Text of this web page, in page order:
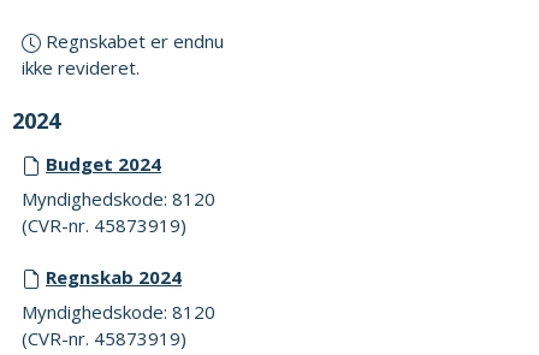
Regnskabet er endnu
ikke revideret.
2024
Budget 2024
Myndighedskode: 8120
(CVR-nr. 45873919)
Regnskab 2024
Myndighedskode: 8120
(CVR-nr. 45873919)